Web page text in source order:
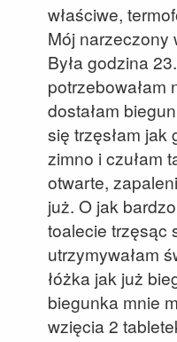
właściwe,
Mój narzeczony
Była godzina
potrzebowałam
dostałam
się trzęsłam jak
zimno i czułam
otwarte,
już. O jak
toalecie trzęsąc
utrzymywałam
łóżka jak już
biegunka mnie
wzięcia 2